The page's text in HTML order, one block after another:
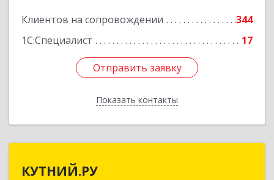
Клиентов на сопровождении
344
1С:Специалист
17
Отправить заявку
Показать контакты
Подробнее
Отправить заявку
Назад
КУТНИЙ.РУ